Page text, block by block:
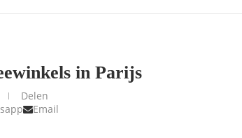
in Parijs
Delen
Email